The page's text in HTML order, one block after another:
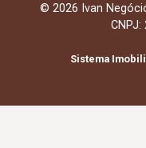
© 2026 Ivan
Sistema